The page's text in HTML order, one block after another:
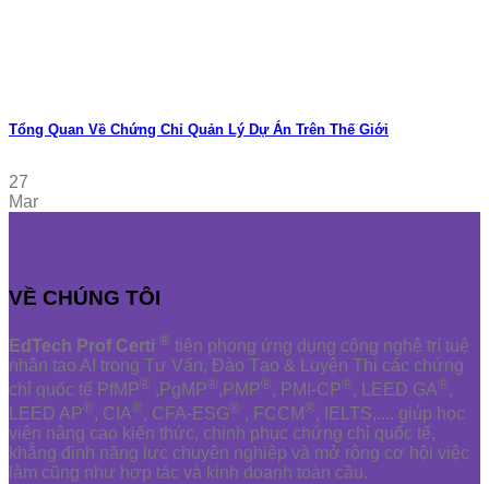
Tổng Quan Về Chứng Chỉ Quản Lý Dự Án Trên Thế Giới
27
Mar
VỀ CHÚNG TÔI
EdTech Prof Certi ® tiên phong ứng dụng công nghệ trí tuệ
nhân tạo AI trong Tư Vấn, Đào Tạo & Luyện Thi các chứng
chỉ quốc tế PfMP® ,PgMP®,PMP®, PMI-CP®, LEED GA®,
LEED AP®, CIA®, CFA-ESG® , FCCM®, IELTS,.... giúp học
viên nâng cao kiến thức, chinh phục chứng chỉ quốc tế,
khẳng định năng lực chuyên nghiệp và mở rộng cơ hội việc
làm cũng như hợp tác và kinh doanh toàn cầu.